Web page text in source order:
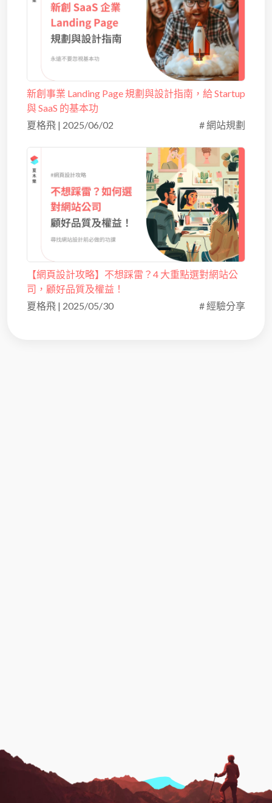
新創事業 Landing Page 規劃與設計指南，給 Startup
與 SaaS 的基本功
夏格飛 | 2025/06/02 # 網站規劃
【網頁設計攻略】不想踩雷？4 大重點選對網站公
司，顧好品質及權益！
夏格飛 | 2025/05/30 # 經驗分享